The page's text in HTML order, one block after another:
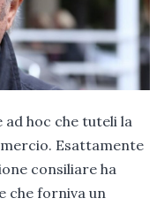
ad hoc che tuteli la
Esattamente
consiliare ha
che forniva un